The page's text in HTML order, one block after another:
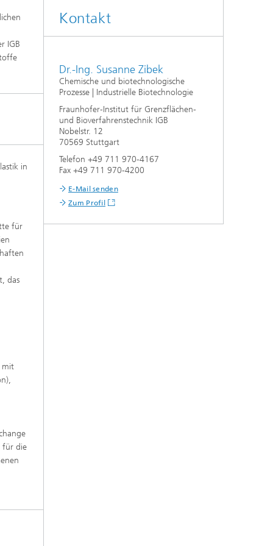
IGB
in
für
das
mit
für die
Kontakt
Dr.-Ing. Susanne Zibek
Chemische und biotechnologische
Prozesse | Industrielle Biotechnologie
Fraunhofer-Institut für Grenzflächen-
und Bioverfahrenstechnik IGB
Nobelstr. 12
70569 Stuttgart
Telefon +49 711 970-4167
Fax +49 711 970-4200
E-Mail senden
Zum Profil